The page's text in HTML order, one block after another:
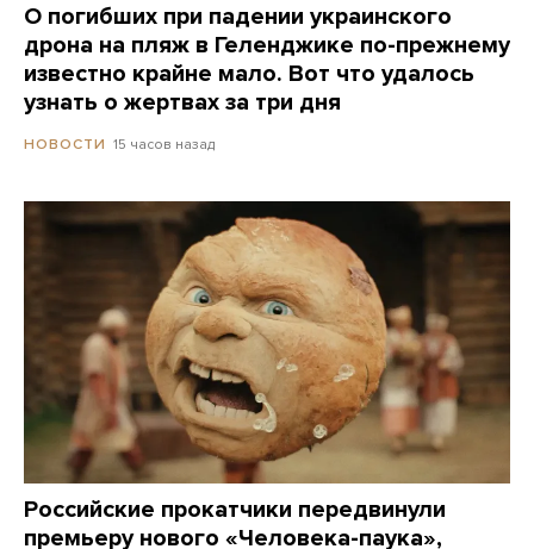
О погибших при падении украинского
дрона на пляж в Геленджике по-прежнему
известно крайне мало. Вот что удалось
узнать о жертвах за три дня
НОВОСТИ 15 часов назад
Российские прокатчики передвинули
премьеру нового «Человека-паука»,